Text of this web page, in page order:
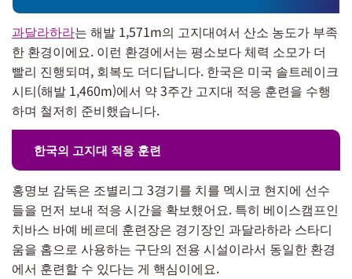
과달라하라는 해발 1,571m의 고지대여서 산소 농도가 부족
한 환경이에요. 이런 환경에서는 평소보다 체력 소모가 더
빨리 진행되며, 회복도 더디답니다. 한국은 미국 솔트레이크
시티(해발 1,460m)에서 약 3주간 고지대 적응 훈련을 수행
하며 철저히 준비했습니다.
한국의 고지대 적응 훈련
홍명보 감독은 조별리그 3경기를 치를 멕시코 현지에 선수
들을 먼저 보내 적응 시간을 확보했어요. 특히 베이스캠프인
치바스 바예 베르데 훈련장은 경기장인 과달라하라 스타디
움을 홈으로 사용하는 구단의 전용 시설이라서 동일한 환경
에서 훈련할 수 있다는 게 핵심이에요.